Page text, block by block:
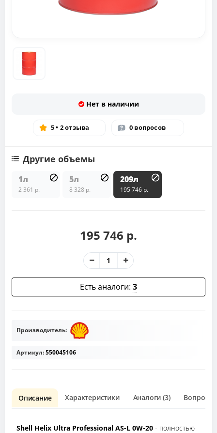
Нет в наличии
5 • 2 отзыва 0 вопросов
Другие объемы
1л
2 361 р.
5л
8 328 р.
209л
195 746 р.
195 746 р.
Есть аналоги: 3
Производитель:
Артикул:550045106
Описание Характеристики Аналоги (3) Вопрос о
Shell Helix Ultra Professional AS-L 0W-20 - полностью